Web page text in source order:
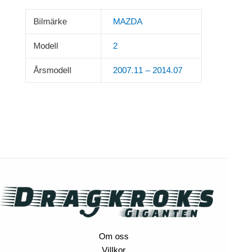
Bilmärke MAZDA
Modell 2
Årsmodell 2007.11 – 2014.07
Om oss